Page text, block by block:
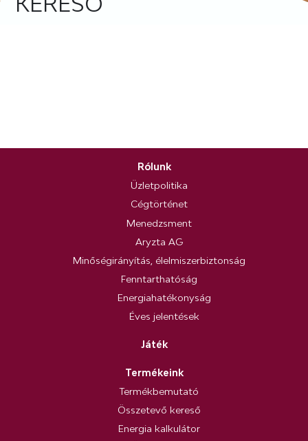
Rólunk
Üzletpolitika
Cégtörténet
Menedzsment
Aryzta AG
Minőségirányítás, élelmiszerbiztonság
Fenntarthatóság
Energiahatékonyság
Éves jelentések
Játék
Termékeink
Termékbemutató
Összetevő kereső
Energia kalkulátor